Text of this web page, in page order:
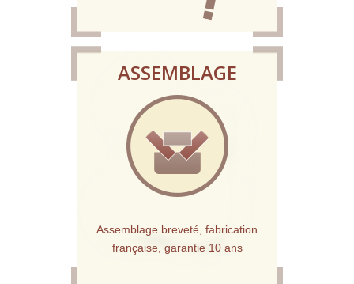
ASSEMBLAGE
Assemblage breveté, fabrication
française, garantie 10 ans